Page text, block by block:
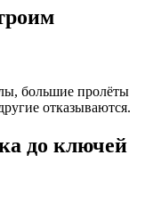
большие пролёты
отказываются.
до ключей